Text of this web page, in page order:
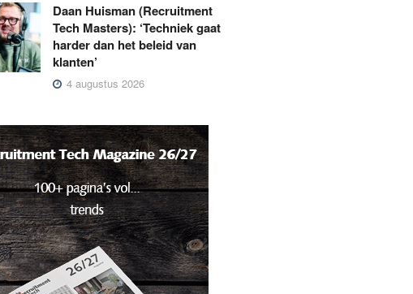
Daan Huisman (Recruitment
Tech Masters): ‘Techniek gaat
harder dan het beleid van
klanten’
4 augustus 2026